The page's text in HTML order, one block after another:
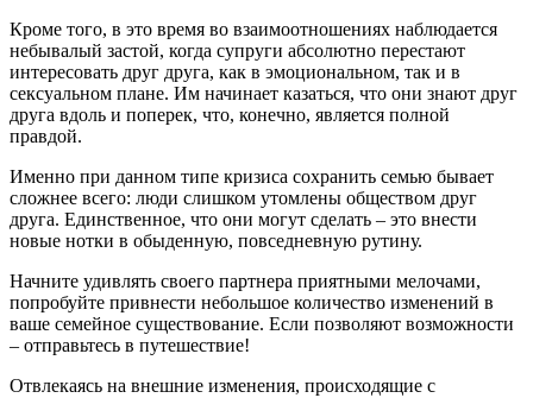
Кроме того, в это время во взаимоотношениях наблюдается
небывалый застой, когда супруги абсолютно перестают
интересовать друг друга, как в эмоциональном, так и в
сексуальном плане. Им начинает казаться, что они знают друг
друга вдоль и поперек, что, конечно, является полной
правдой.
Именно при данном типе кризиса сохранить семью бывает
сложнее всего: люди слишком утомлены обществом друг
друга. Единственное, что они могут сделать – это внести
новые нотки в обыденную, повседневную рутину.
Начните удивлять своего партнера приятными мелочами,
попробуйте привнести небольшое количество изменений в
ваше семейное существование. Если позволяют возможности
– отправьтесь в путешествие!
Отвлекаясь на внешние изменения, происходящие с